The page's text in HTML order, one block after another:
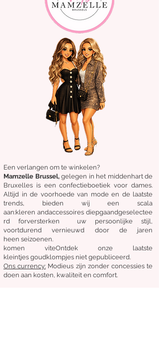
Een verlangen om te winkelen?
Mamzelle Brussel, gelegen in het middenhartde
Bruxelles is een confectieboetiek voor dames.
Altijd in de voorhoede van mode en de laatste
trends, bieden wij een scala
aan:kleren andaccessoires diepgaandgeselectee
rd forversterken uw persoonlijke stijl,
voortdurend vernieuwd door de jaren
heen seizoenen.
komen viteOntdek onze laatste
kleintjes goudklompjes niet gepubliceerd.
Ons currency: Modieus zijn zonder concessies te
doen aan kosten, kwaliteit en comfort.